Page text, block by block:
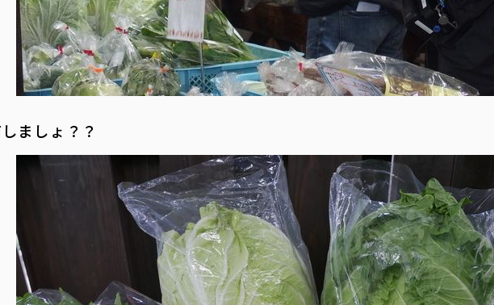
ましょ？？